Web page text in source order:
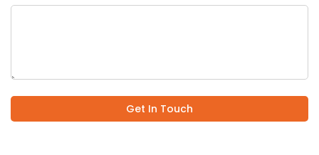
Get In Touch